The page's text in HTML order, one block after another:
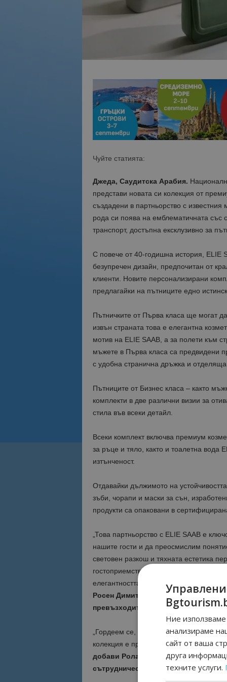
Чуйте статията:
Джеда, Саудитска Арабия.
представи новата си колекция от
създадени в партньорство с
рода си поява на емблематичната със
транспорт, достъпна ексклузивно за
С повече от 40-годишна история, ELIE
безупречен дизайн, предпочитан от
клиенти. Новите персонализирани
предлагайки на пътниците едно
Пътничките от Първа класа ще могат
извън страната това е елегантна
мотив на ELIE SAAB, а за полети към
мъжете в Първа класа са предвидени
с удобна странична дръжка и отделяща
Пътниците от Бизнес класа – както
комплекти в две различни визии за
стила във всеки детайл.
Всеки комплект включва премиум
за ръце и тяло, както и тоалетна вода
изтънченост.
Отдавайки дължимото на
зъби, чорапи и маски за сън,
продукти са опаковани в
„Това партньорство с ELIE SAAB е
нашите гости и да преосмислим
световен разкош и тяхната естетика
гостоприемството. Заедно създаваме
елегантността на ELIE SAAB по света
Росен Димитров, главен директор
превъзходителство Генералният
„Гордеем се, че сме част от това
колекция е прекрасен пример за
добави Роланд Громан,
сътрудничеството.
Ние
анализираме
сайт от ваша
друга
техните услуги.